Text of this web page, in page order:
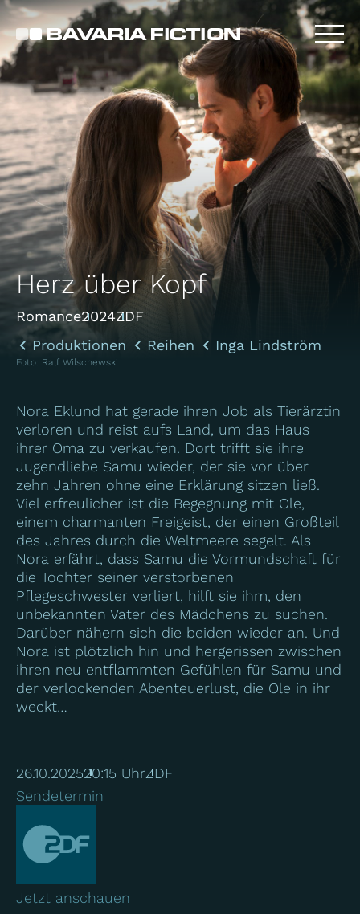
Direkt
zum
Inhalt
Herz über Kopf
Romance2024ZDF
Produktionen
Reihen Inga Lindström
Foto: Ralf Wilschewski
Nora Eklund hat gerade ihren Job als Tierärztin
verloren und reist aufs Land, um das Haus
ihrer Oma zu verkaufen. Dort trifft sie ihre
Jugendliebe Samu wieder, der sie vor über
zehn Jahren ohne eine Erklärung sitzen ließ.
Viel erfreulicher ist die Begegnung mit Ole,
einem charmanten Freigeist, der einen Großteil
des Jahres durch die Weltmeere segelt. Als
Nora erfährt, dass Samu die Vormundschaft für
die Tochter seiner verstorbenen
Pflegeschwester verliert, hilft sie ihm, den
unbekannten Vater des Mädchens zu suchen.
Darüber nähern sich die beiden wieder an. Und
Nora ist plötzlich hin und hergerissen zwischen
ihren neu entflammten Gefühlen für Samu und
der verlockenden Abenteuerlust, die Ole in ihr
weckt…
26.10.202520:15 UhrZDF
Sendetermin
Jetzt anschauen